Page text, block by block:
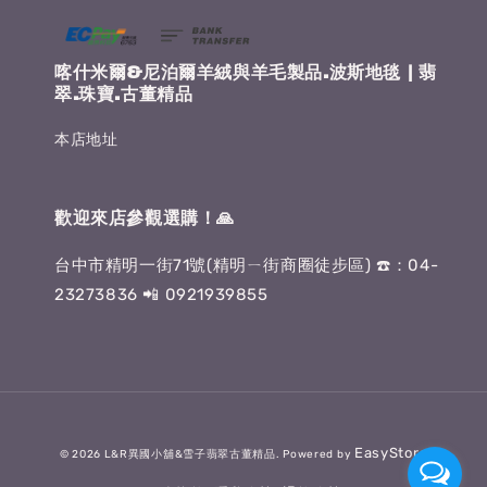
喀什米爾&尼泊爾羊絨與羊毛製品.波斯地毯 | 翡
翠.珠寶.古董精品
本店地址
歡迎來店參觀選購！🙏
台中市精明一街71號(精明ㄧ街商圈徒步區) ☎️：04-
23273836 📲 0921939855
© 2026 L&R異國小舖&雪子翡翠古董精品. Powered by EasyStore